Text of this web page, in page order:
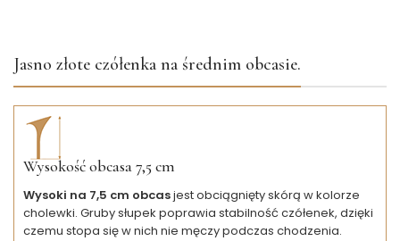
Jasno złote czółenka na średnim obcasie.
Wysokość obcasa 7,5 cm
Wysoki na 7,5 cm obcasjest obciągnięty skórą w kolorze
cholewki. Gruby słupek poprawia stabilność czółenek, dzięki
czemu stopa się w nich nie męczy podczas chodzenia.